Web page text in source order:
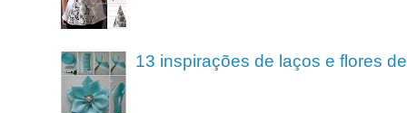
13 inspirações de laços e flores